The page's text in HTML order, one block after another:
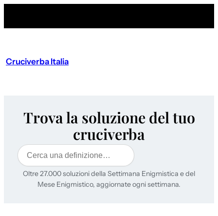
Cruciverba Italia
Trova la soluzione del tuo
cruciverba
Cerca
Oltre 27.000 soluzioni della Settimana Enigmistica e del
Mese Enigmistico, aggiornate ogni settimana.